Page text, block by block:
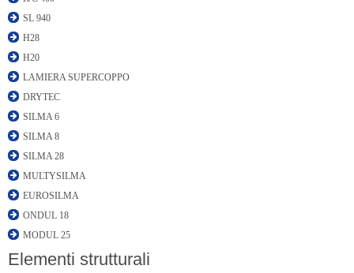
SL 940
H28
H20
LAMIERA SUPERCOPPO
DRYTEC
SILMA 6
SILMA 8
SILMA 28
MULTYSILMA
EUROSILMA
ONDUL 18
MODUL 25
Elementi strutturali